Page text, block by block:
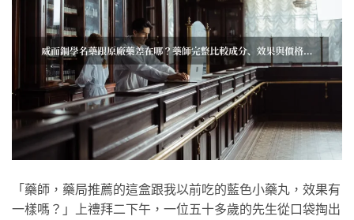
「藥師，藥局推薦的這盒跟我以前吃的藍色小藥丸，效果有
一樣嗎？」上禮拜二下午，一位五十多歲的先生從口袋掏出